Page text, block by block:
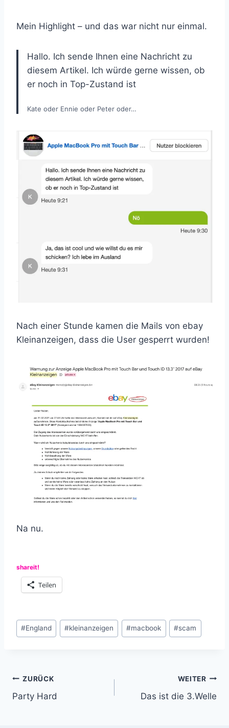
Mein Highlight – und das war nicht nur einmal.
Hallo. Ich sende Ihnen eine Nachricht zu
diesem Artikel. Ich würde gerne wissen, ob
er noch in Top-Zustand ist
Kate oder Ennie oder Peter oder…
Nach einer Stunde kamen die Mails von ebay
Kleinanzeigen, dass die User gesperrt wurden!
Na nu.
shareit!
Teilen
Schlagworte:
#England #kleinanzeigen #macbook #scam
Beitragsnavigation
ZURÜCK
Party Hard
WEITER
Das ist die 3.Welle